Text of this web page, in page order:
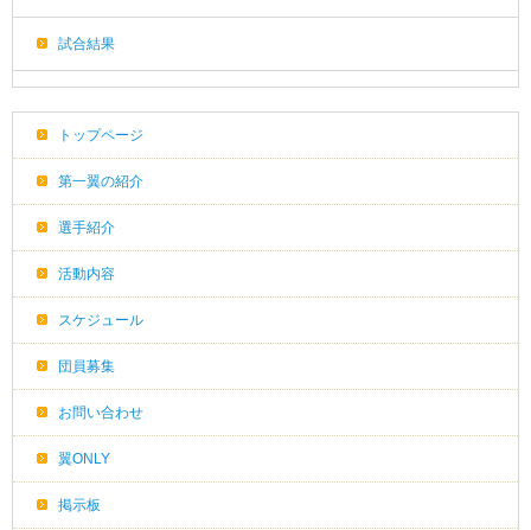
試合結果
トップページ
第一翼の紹介
選手紹介
活動内容
スケジュール
団員募集
お問い合わせ
翼ONLY
掲示板